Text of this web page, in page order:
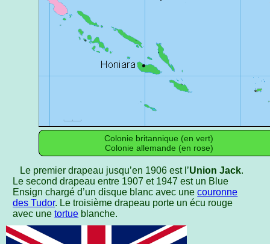
Colonie britannique (en vert)
Colonie allemande (en rose)
Le premier drapeau jusqu’en 1906 est l’Union Jack.
Le second drapeau entre 1907 et 1947 est un Blue
Ensign chargé d’un disque blanc avec unecouronne
des Tudor. Le troisième drapeau porte un écu rouge
avec unetortue blanche.